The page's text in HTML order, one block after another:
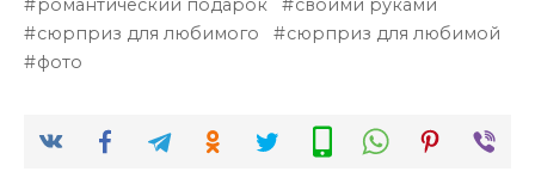
романтический подарок
своими руками
сюрприз для любимого
сюрприз для любимой
фото